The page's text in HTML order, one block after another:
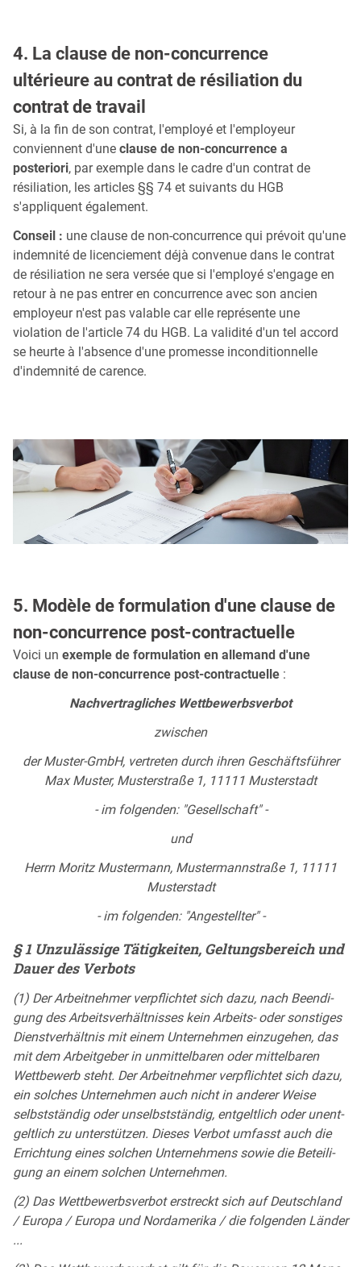
4. La clause de non-concurrence
ultérieure au contrat de résiliation du
contrat de travail
Si, à la fin de son contrat, l'employé et l'employeur
conviennent d'une clause de non-concurrence a
posteriori, par exemple dans le cadre d'un contrat de
résiliation, les articles §§ 74 et suivants du HGB
s'appliquent également.
Conseil : une clause de non-concurrence qui prévoit qu'une
indemnité de licenciement déjà convenue dans le contrat
de résiliation ne sera versée que si l'employé s'engage en
retour à ne pas entrer en concurrence avec son ancien
employeur n'est pas valable car elle représente une
violation de l'article 74 du HGB. La validité d'un tel accord
se heurte à l'absence d'une promesse inconditionnelle
d'indemnité de carence.
5. Modèle de formulation d'une clause de
non-concurrence post-contractuelle
Voici un exemple de formulation en allemand d'une
clause de non-concurrence post-contractuelle :
Nach­ver­trag­li­ches Wett­be­werbs­ver­bot
zwi­schen
der Mus­ter-GmbH, ver­tre­ten durch ih­ren Ge­schäfts­füh­rer
Max Mus­ter, Mus­ter­stra­ße 1, 11111 Mus­ter­stadt
- im fol­gen­den: "Ge­sell­schaft" -
und
Herrn Mo­ritz Mus­ter­mann, Mus­ter­mann­stra­ße 1, 11111
Mus­ter­stadt
- im fol­gen­den: "An­ge­stell­ter" -
§ 1 Un­zu­läs­si­ge Tä­tig­kei­ten, Gel­tungs­be­reich und
Dau­er des Ver­bots
(1) Der Ar­beit­neh­mer ver­pflich­tet sich da­zu, nach Be­en­di­
gung des Ar­beits­ver­hält­nis­ses kein Ar­beits- oder sons­ti­ges
Dienst­ver­hält­nis mit ei­nem Un­ter­neh­men ein­zu­ge­hen, das
mit dem Ar­beit­ge­ber in un­mit­tel­ba­ren oder mit­tel­ba­ren
Wett­be­werb steht. Der Ar­beit­neh­mer ver­pflich­tet sich da­zu,
ein sol­ches Un­ter­neh­men auch nicht in an­de­rer Wei­se
selbst­stän­dig oder un­selbst­stän­dig, ent­gelt­lich oder un­ent­
gelt­lich zu un­ter­stüt­zen. Die­ses Ver­bot um­fasst auch die
Er­rich­tung ei­nes sol­chen Un­ter­neh­mens so­wie die Be­tei­li­
gung an ei­nem sol­chen Un­ter­neh­men.
(2) Das Wett­be­werbs­ver­bot er­streckt sich auf Deutsch­land
/ Eu­ro­pa / Eu­ro­pa und Nord­ame­ri­ka / die fol­gen­den Län­der
...